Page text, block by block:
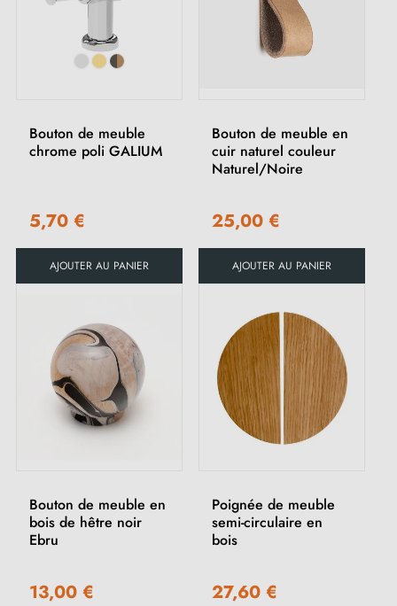
Bouton de meuble
chrome poli GALIUM
5,70 €
AJOUTER AU PANIER
Bouton de meuble en
cuir naturel couleur
Naturel/Noire
25,00 €
AJOUTER AU PANIER
Bouton de meuble en
bois de hêtre noir
Ebru
13,00 €
Poignée de meuble
semi-circulaire en
bois
27,60 €